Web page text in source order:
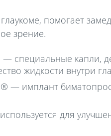
помогает
зрение.
специальные капли,
жидкости внутри
— имплант
для